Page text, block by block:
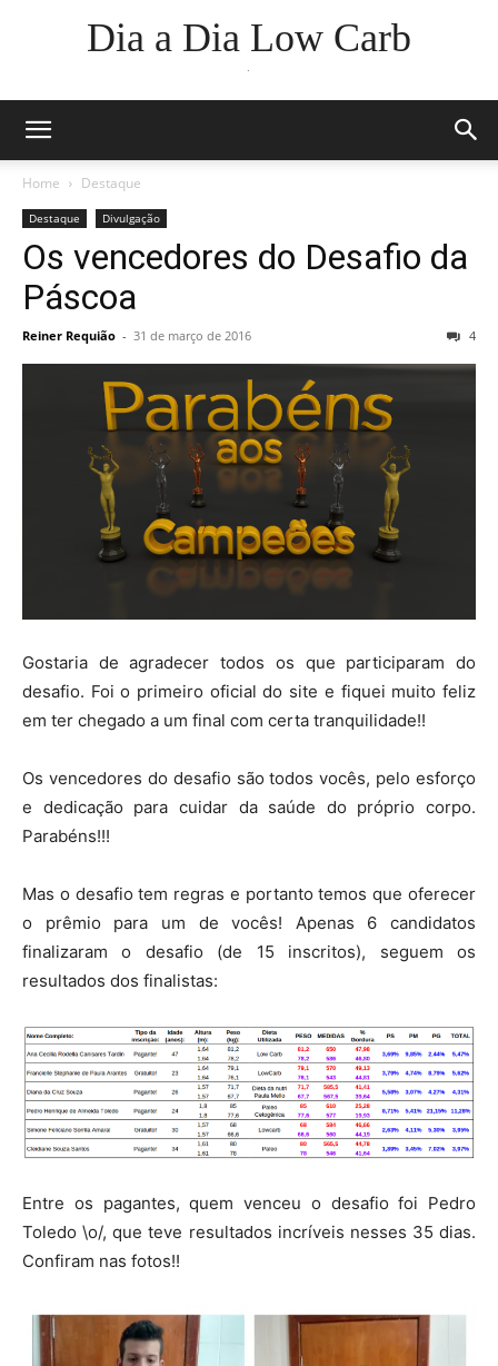
Dia a Dia Low Carb
Home Destaque
Destaque Divulgação
Os vencedores do Desafio da
Páscoa
Reiner Requião - 31 de março de 2016 4
Gostaria de agradecer todos os que participaram do
desafio. Foi o primeiro oficial do site e fiquei muito feliz
em ter chegado a um final com certa tranquilidade!!
Os vencedores do desafio são todos vocês, pelo esforço
e dedicação para cuidar da saúde do próprio corpo.
Parabéns!!!
Mas o desafio tem regras e portanto temos que oferecer
o prêmio para um de vocês! Apenas 6 candidatos
finalizaram o desafio (de 15 inscritos), seguem os
resultados dos finalistas:
Entre os pagantes, quem venceu o desafio foi Pedro
Toledo \o/, que teve resultados incríveis nesses 35 dias.
Confiram nas fotos!!